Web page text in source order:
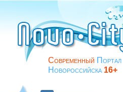
Современный Портал
Новороссийска 16+